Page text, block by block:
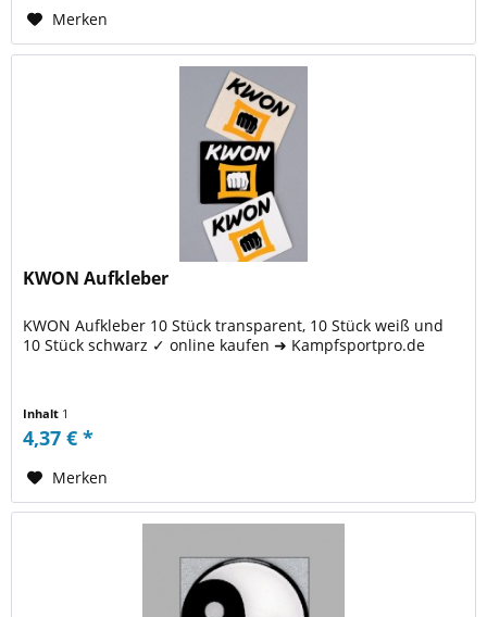
Merken
KWON Aufkleber
KWON Aufkleber 10 Stück transparent, 10 Stück weiß und
10 Stück schwarz ✓ online kaufen ➜ Kampfsportpro.de
Inhalt 1
4,37 € *
Merken